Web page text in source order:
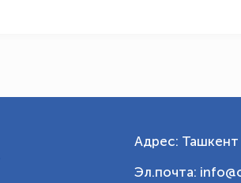
Адрес: Ташкент
Эл.почта: